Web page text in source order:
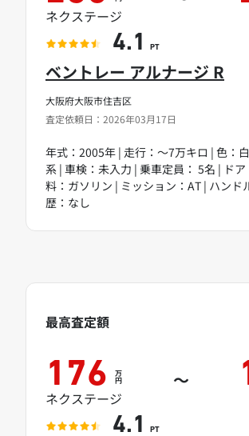
大阪府大阪市住吉区
査定依頼日：2026年03月17日
ベントレー アルナージ R
年式：2005年 | 走行：～7万キロ | 色：
系 | 車検：未入力 | 乗車定員： 5名 | ドア
料：ガソリン | ミッション：AT | ハンド
歴：なし
ネクステージ
4.1 PT
最高査定額
176 万
円 ～
ネクステージ
4.1 PT